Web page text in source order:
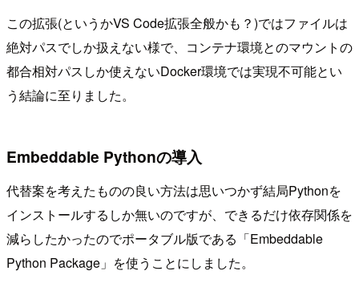
この拡張(というかVS Code拡張全般かも？)ではファイルは
絶対パスでしか扱えない様で、コンテナ環境とのマウントの
都合相対パスしか使えないDocker環境では実現不可能とい
う結論に至りました。
Embeddable Pythonの導入
代替案を考えたものの良い方法は思いつかず結局Pythonを
インストールするしか無いのですが、できるだけ依存関係を
減らしたかったのでポータブル版である「Embeddable
Python Package」を使うことにしました。